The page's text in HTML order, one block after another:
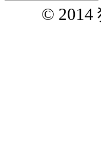
© 2014